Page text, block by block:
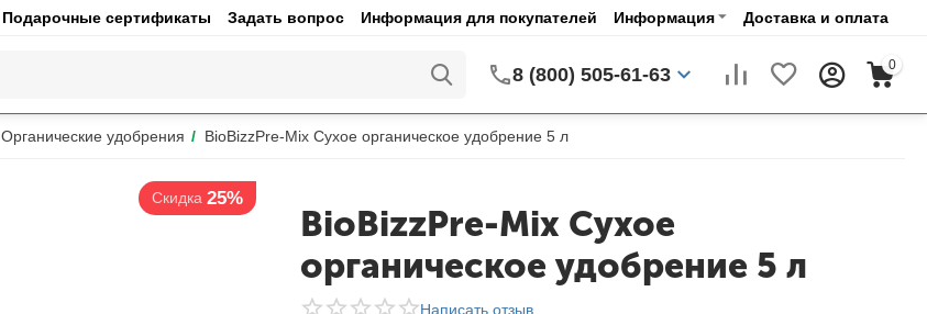
Подарочные сертификаты Задать вопрос Информация для покупателей Информация Доставка и оплата
8 (800) 505-61-63 0
Органические удобрения / BioBizzPre-Mix Сухое органическое удобрение 5 л
BioBizzPre-Mix Сухое
органическое удобрение 5 л
Написать отзыв